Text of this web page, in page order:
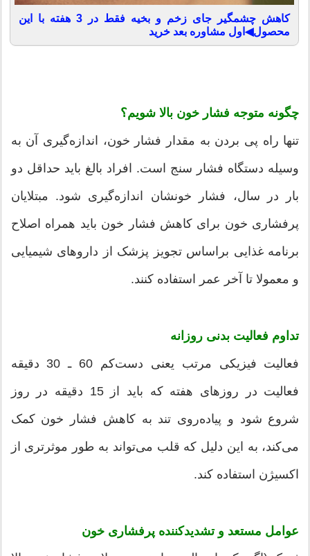
کاهش چشمگیر جای زخم و بخیه فقط در 3 هفته با این
محصول◀اول مشاوره بعد خرید
چگونه متوجه فشار خون بالا شویم؟
تنها راه پی بردن به مقدار فشار خون، اندازه‌گیری آن به
وسیله دستگاه فشار سنج است. افراد بالغ باید حداقل دو
بار در سال، فشار خونشان اندازه‌گیری شود. مبتلایان
پرفشاری خون برای کاهش فشار خون باید همراه اصلاح
برنامه غذایی براساس تجویز پزشک از داروهای شیمیایی
و معمولا تا آخر عمر استفاده کنند.
تداوم فعالیت بدنی روزانه
فعالیت فیزیکی مرتب یعنی دست‌کم 60 ـ 30 دقیقه
فعالیت در روزهای هفته که باید از 15 دقیقه در روز
شروع شود و پیاده‌روی تند به کاهش فشار خون کمک
می‌کند، به این دلیل که قلب می‌تواند به طور موثرتری از
اکسیژن استفاده کند.
عوامل مستعد و تشدیدکننده پرفشاری خون